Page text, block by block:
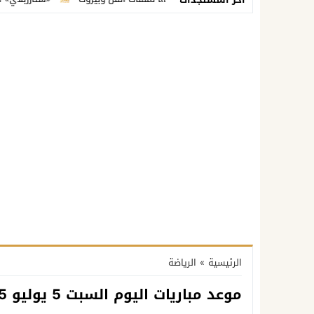
الرئيسية » الرياضة
موعد مباريات اليوم السبت 5 يوليو 2025 والقنوات الناقلة